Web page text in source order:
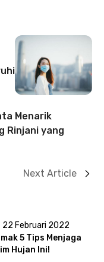
Menarik
Rinjani yang
Next Article
22 Februari 2022
5 Tips Menjaga
Hujan Ini!